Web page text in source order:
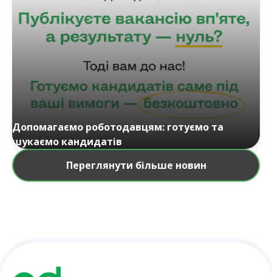
Допомагаємо роботодавцям: готуємо та
шукаємо кандидатів
Переглянути більше новин